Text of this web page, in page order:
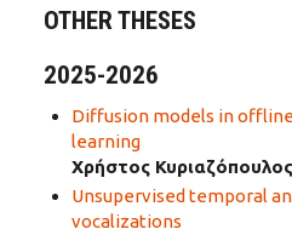
OTHER THESES
2025-2026
Diffusion models in
learning
Χρήστος Κυριαζόπουλος
Unsupervised temporal
vocalizations